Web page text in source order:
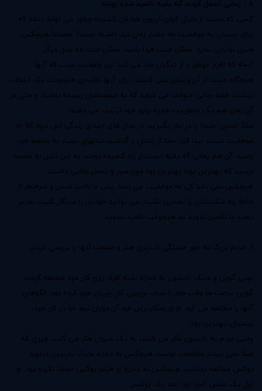
8 - زمانی تحمل کردند که بقیه ناامید شده بودند
کسی که دست از دنبال کردن آرزوی خودش کشیده چطور می تواند بداند که
برای رسیدن به موفقیت چه مقدار زمان نیاز داشته است؟ مطمئناً هیچکس
چنین توانایی ندارد. ممکن است فردا باشد، ممکن است ده سال دیگر.
آنچه که افراد موفق را از دیگران جدا می کند این واقعیت است که آنها
هیچگاه دست از آرزویشان نمی کشند. برای آنها ناامیدی هیچوقت یک انتخاب
نیست. فقط زمانی متوقف می شوند که به مقصدشان رسیده باشند. و حتی در
آن زمان هم یک ماموریت جدید برای خود ترتیب می دهند.
مثلاً نلسون ماندلا را در نظر بگیرید. در سال های ابتدای زندگی اش نبود که به
موفقیت دست پیدا کرد. بعد از تلاش و گذشت سالهای بسیار به مقصد خود
رسید. آن هم زمانی که بقیه دست از راه کشیده بودند. به این دلیل به مقصد
نرسید که بهترین بود، بهترین بود چون صبر و تحمل بالایی داشت.
هیچکس نمی داند کی به موفقیت می رسد. پس با ناامید شدن و صرفنظر از
ادامه راه شکستتان را تضمین نکنید. می توانید خودتان را سازگار کنید، تغییر
دهید یا تکمیل شوید اما هیچوقت ناامید نشوید.
۹. مردم بزرگ به طور خستگی ناپذیری هنر و صنعت آنها را بررسی کردند
تونی گوین و مایک تایسون به اندازه بقیه افراد روی کار خود مطالعه کردند.
گوین ساعت ها وقت خود را صرف بررسی کار رقیبان خود کرده بود. الگوهای
آنها را مطالعه می کرد. او ورزشکارترین فرد آن دوران نبود اما در کار خود،
بیسبال، بهترین بود.
وقتی مردم به تایسون فکر می کنند، به یک حیوان فکر می کنند. چیزی که
اصلاً نمی بینند مطالعات اوست. هیچکس به اندازه مایک تایسون درمورد
بوکس مطالعه نداشت. هیچکس به اندازه او فیلم بوکس تماشا نکرده بود. او
اول یک دانش آموز بود بعد یک بوکسر.